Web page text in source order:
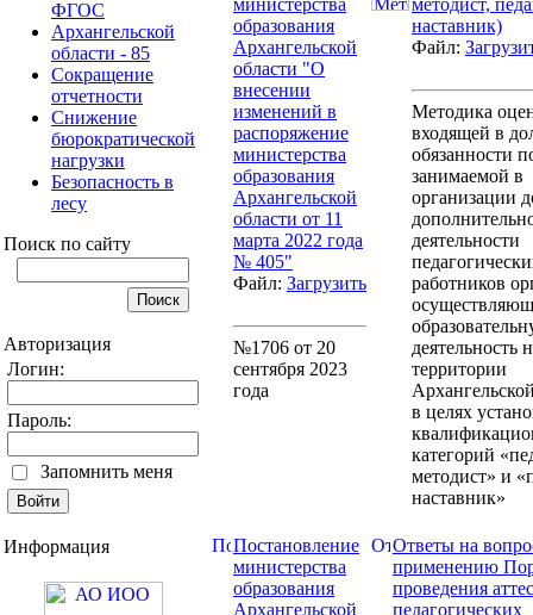
ФГОС
Архангельской
области - 85
Сокращение
отчетности
Снижение
бюрократической
нагрузки
Безопасность в
лесу
Поиск по сайту
Авторизация
Логин:
Пароль:
Запомнить меня
Информация
образования
Архангельской
области "О
внесении
изменений в
распоряжение
министерства
образования
Архангельской
области от 11
марта 2022 года
№ 405"
Файл: Загрузить
№1706 от 20
сентября 2023
года
наставник)
Файл:
Методика
входящей в
обязанности
занимаемой в
организации
деятельности
работников
деятельность
территории
в целях
категорий
методист» и
наставник»
Постановление
министерства
образования
Архангельской
Ответы на
применению
проведения
педагогических